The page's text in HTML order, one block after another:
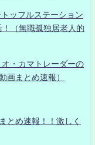
ッフルステーション
（無職孤独居老人的
・カマトレーダーの
まとめ速報）
とめ速報！！激しく